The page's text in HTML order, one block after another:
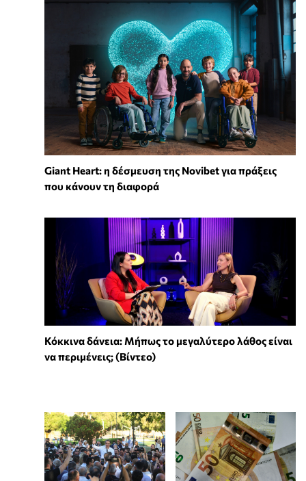
Giant Heart: η δέσμευση της Novibet για πράξεις
που κάνουν τη διαφορά
Κόκκινα δάνεια: Μήπως το μεγαλύτερο λάθος είναι
να περιμένεις; (Βίντεο)